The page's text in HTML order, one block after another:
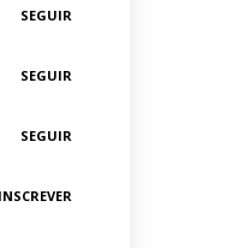
SEGUIR
SEGUIR
SEGUIR
INSCREVER